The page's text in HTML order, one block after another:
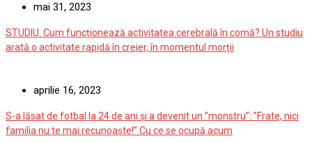
mai 31, 2023
STUDIU. Cum funcționează activitatea cerebrală în comă? Un studiu
arată o activitate rapidă în creier, în momentul morții
aprilie 16, 2023
S-a lăsat de fotbal la 24 de ani și a devenit un ”monstru”: ”Frate, nici
familia nu te mai recunoaște!” Cu ce se ocupă acum